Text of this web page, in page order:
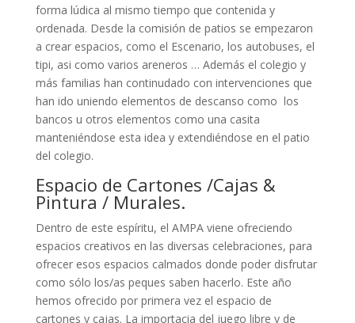
forma lúdica al mismo tiempo que contenida y
ordenada. Desde la comisión de patios se empezaron
a crear espacios, como el Escenario, los autobuses, el
tipi, asi como varios areneros … Además el colegio y
más familias han continudado con intervenciones que
han ido uniendo elementos de descanso como los
bancos u otros elementos como una casita
manteniéndose esta idea y extendiéndose en el patio
del colegio.
Espacio de Cartones /Cajas &
Pintura / Murales.
Dentro de este espíritu, el AMPA viene ofreciendo
espacios creativos en las diversas celebraciones, para
ofrecer esos espacios calmados donde poder disfrutar
como sólo los/as peques saben hacerlo. Este año
hemos ofrecido por primera vez el espacio de
cartones y cajas. La importacia del juego libre y de